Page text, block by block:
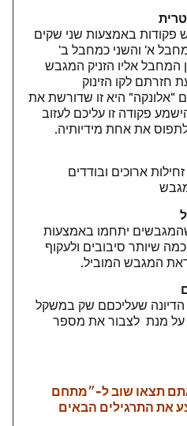
פקודות באמצעות שני שקים
א' והשני כמחבל ב'
המחבל אליו הזניק המגבש
חזרתם לקו הזינוק
"אלונקה" היא זו שדורשת את
פקודה זו עליכם לעזוב
את אחת מידיותיה.
ארוכים ובודדים
יתחמו באמצעות
שיותר סיבובים ולעקוף
המגבש המוביל.
שעליכםם שק במשקל
על מנת לצבור את מספר
תצאו שוב ל-״מתחם
את התרגילים הבאים